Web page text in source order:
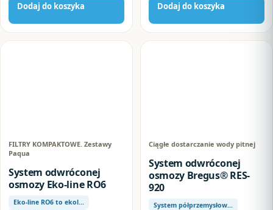
Dodaj do koszyka Dodaj do koszyka
FILTRY KOMPAKTOWE. Zestawy
Paqua
System odwróconej
osmozy Eko-line RO6
Eko-line RO6 to ekol…
Ciągłe dostarczanie wody pitnej
System odwróconej
osmozy Bregus® RES-
920
System półprzemysłow…